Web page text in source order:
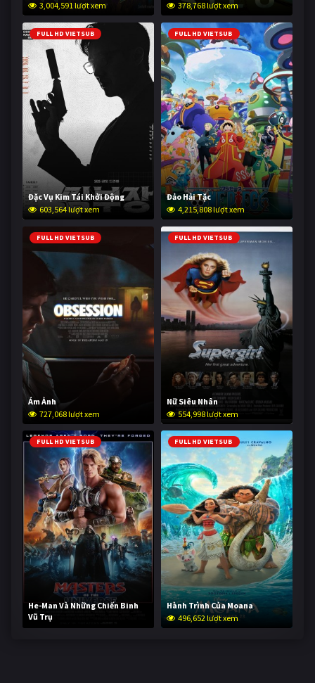
3,004,591 lượt xem 378,768 lượt xem
FULL HD VIETSUB
Đặc Vụ Kim Tái Khởi Động
603,564 lượt xem
FULL HD VIETSUB
Đảo Hải Tặc
4,215,808 lượt xem
FULL HD VIETSUB
Ám Ảnh
727,068 lượt xem
FULL HD VIETSUB
Nữ Siêu Nhân
554,998 lượt xem
FULL HD VIETSUB
He-Man Và Những Chiến Binh
Vũ Trụ
245,701 lượt xem
FULL HD VIETSUB
Hành Trình Của Moana
496,652 lượt xem